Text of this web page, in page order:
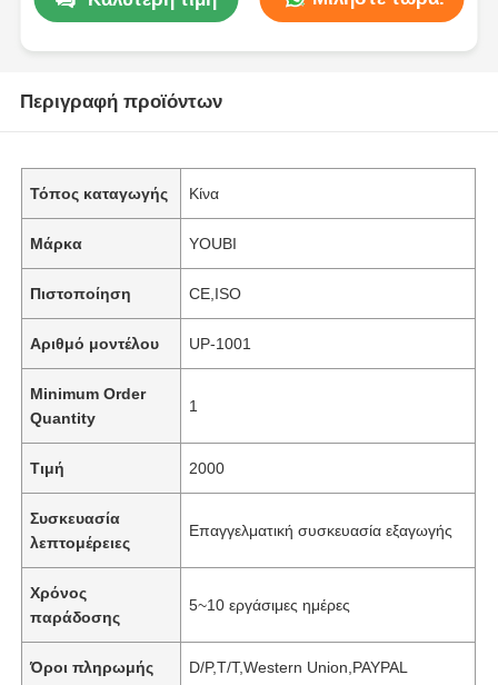
Περιγραφή προϊόντων
Τόπος καταγωγής Κίνα
Μάρκα YOUBI
Πιστοποίηση CE,ISO
Αριθμό μοντέλου UP-1001
Minimum Order
Quantity
1
Τιμή 2000
Συσκευασία
λεπτομέρειες
Επαγγελματική συσκευασία εξαγωγής
Χρόνος
παράδοσης
5~10 εργάσιμες ημέρες
Όροι πληρωμής D/P,T/T,Western Union,PAYPAL